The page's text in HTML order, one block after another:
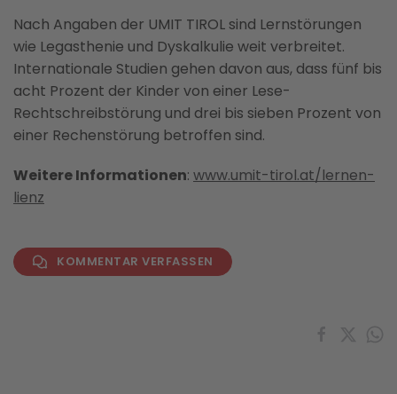
Nach Angaben der UMIT TIROL sind Lernstörungen
wie Legasthenie und Dyskalkulie weit verbreitet.
Internationale Studien gehen davon aus, dass fünf bis
acht Prozent der Kinder von einer Lese-
Rechtschreibstörung und drei bis sieben Prozent von
einer Rechenstörung betroffen sind.
Weitere Informationen: www.umit-tirol.at/lernen-
lienz
KOMMENTAR VERFASSEN